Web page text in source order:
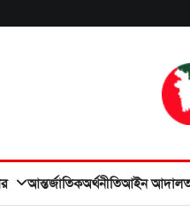
আন্তর্জাতিকঅর্থনীতিআইন